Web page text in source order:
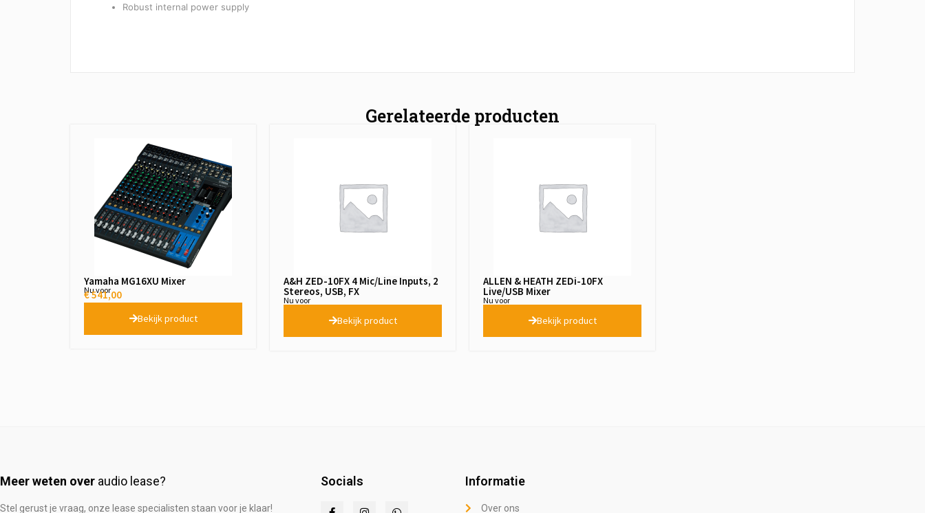
Robust internal power supply
Gerelateerde producten
Yamaha MG16XU Mixer
Nu voor
€541,00
Bekijk product
A&H ZED-10FX 4 Mic/Line Inputs, 2
Stereos, USB, FX
Nu voor
Bekijk product
ALLEN & HEATH ZEDi-10FX
Live/USB Mixer
Nu voor
Bekijk product
Meer weten over audio lease?
Stel gerust je vraag, onze lease specialisten staan voor je klaar!
Socials Informatie
Over ons